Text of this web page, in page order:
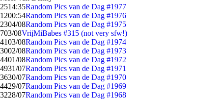
2514:35Random Pics van de Dag #1977
1200:54Random Pics van de Dag #1976
2304/08Random Pics van de Dag #1975
703/08VrijMiBabes #315 (not very sfw!)
4103/08Random Pics van de Dag #1974
3002/08Random Pics van de Dag #1973
4401/08Random Pics van de Dag #1972
4931/07Random Pics van de Dag #1971
3630/07Random Pics van de Dag #1970
4429/07Random Pics van de Dag #1969
3228/07Random Pics van de Dag #1968